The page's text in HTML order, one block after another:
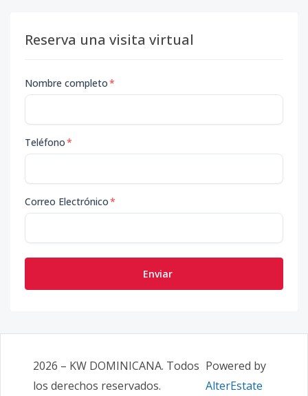
Reserva una visita virtual
Nombre completo*
Teléfono*
Correo Electrónico*
Enviar
2026 – KW DOMINICANA. Todos
los derechos reservados.
Powered by
AlterEstate